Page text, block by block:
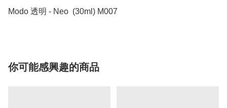
Modo 透明 - Neo  (30ml) M007
你可能感興趣的商品